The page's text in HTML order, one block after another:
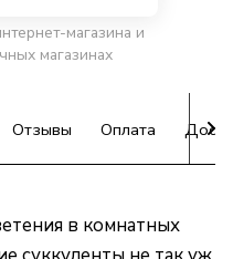
магазина и
магазинах
Отзывы Оплата
в комнатных